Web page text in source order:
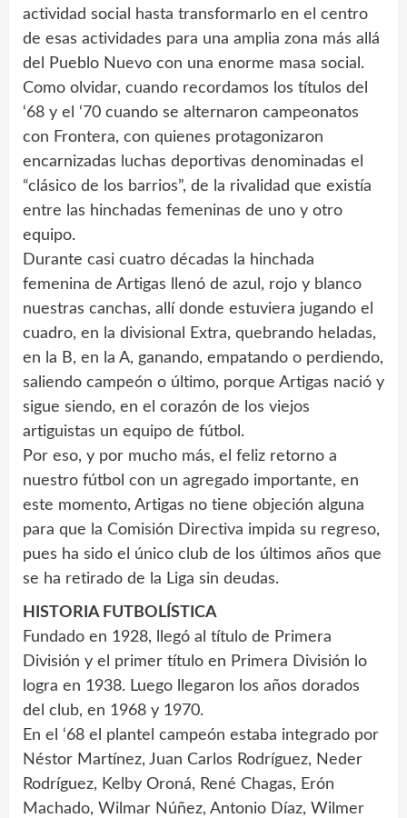
actividad social hasta transformarlo en el centro
de esas actividades para una amplia zona más allá
del Pueblo Nuevo con una enorme masa social.
Como olvidar, cuando recordamos los títulos del
‘68 y el ‘70 cuando se alternaron campeonatos
con Frontera, con quienes protagonizaron
encarnizadas luchas deportivas denominadas el
“clásico de los barrios”, de la rivalidad que existía
entre las hinchadas femeninas de uno y otro
equipo.
Durante casi cuatro décadas la hinchada
femenina de Artigas llenó de azul, rojo y blanco
nuestras canchas, allí donde estuviera jugando el
cuadro, en la divisional Extra, quebrando heladas,
en la B, en la A, ganando, empatando o perdiendo,
saliendo campeón o último, porque Artigas nació y
sigue siendo, en el corazón de los viejos
artiguistas un equipo de fútbol.
Por eso, y por mucho más, el feliz retorno a
nuestro fútbol con un agregado importante, en
este momento, Artigas no tiene objeción alguna
para que la Comisión Directiva impida su regreso,
pues ha sido el único club de los últimos años que
se ha retirado de la Liga sin deudas.
HISTORIA FUTBOLÍSTICA
Fundado en 1928, llegó al título de Primera
División y el primer título en Primera División lo
logra en 1938. Luego llegaron los años dorados
del club, en 1968 y 1970.
En el ‘68 el plantel campeón estaba integrado por
Néstor Martínez, Juan Carlos Rodríguez, Neder
Rodríguez, Kelby Oroná, René Chagas, Erón
Machado, Wilmar Núñez, Antonio Díaz, Wilmer